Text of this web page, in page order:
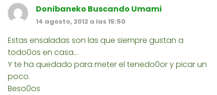
Donibaneko Buscando Umami
14 agosto, 2012 a las 15:50
Estas ensaladas son las que siempre gustan a
todo0os en casa...
Y te ha quedado para meter el tenedo0or y picar un
poco.
Beso0os